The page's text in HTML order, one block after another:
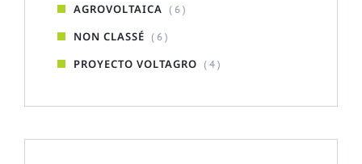
AGROVOLTAICA ( 6 )
NON CLASSÉ ( 6 )
PROYECTO VOLTAGRO ( 4 )